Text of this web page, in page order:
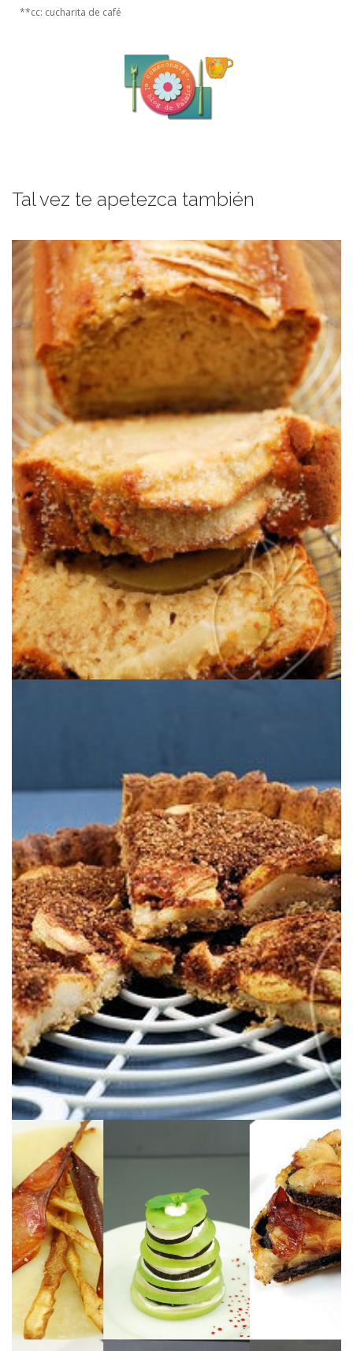
**cc: cucharita de café
Tal vez te apetezca también
RETO TARTA DE MANZANA:
BIZCOCHO DE RICOTTA Y MANZANAS
CON ESPECIAS DE INVIERNO
Un sabroso bizcocho con matices otoñales.
RETO TARTA DE MANZANA: NUESTRA
TARTA DE MANZANA CLÁSICA
Una clásica tarta de manzana, con masa de harinas de espelta
pequeña y arroz, con relleno de manzanas y topping de harina de
almendra, azúcar moreno y canela.
SALADAS & DULCES
Manzanas y más manzanas :o)